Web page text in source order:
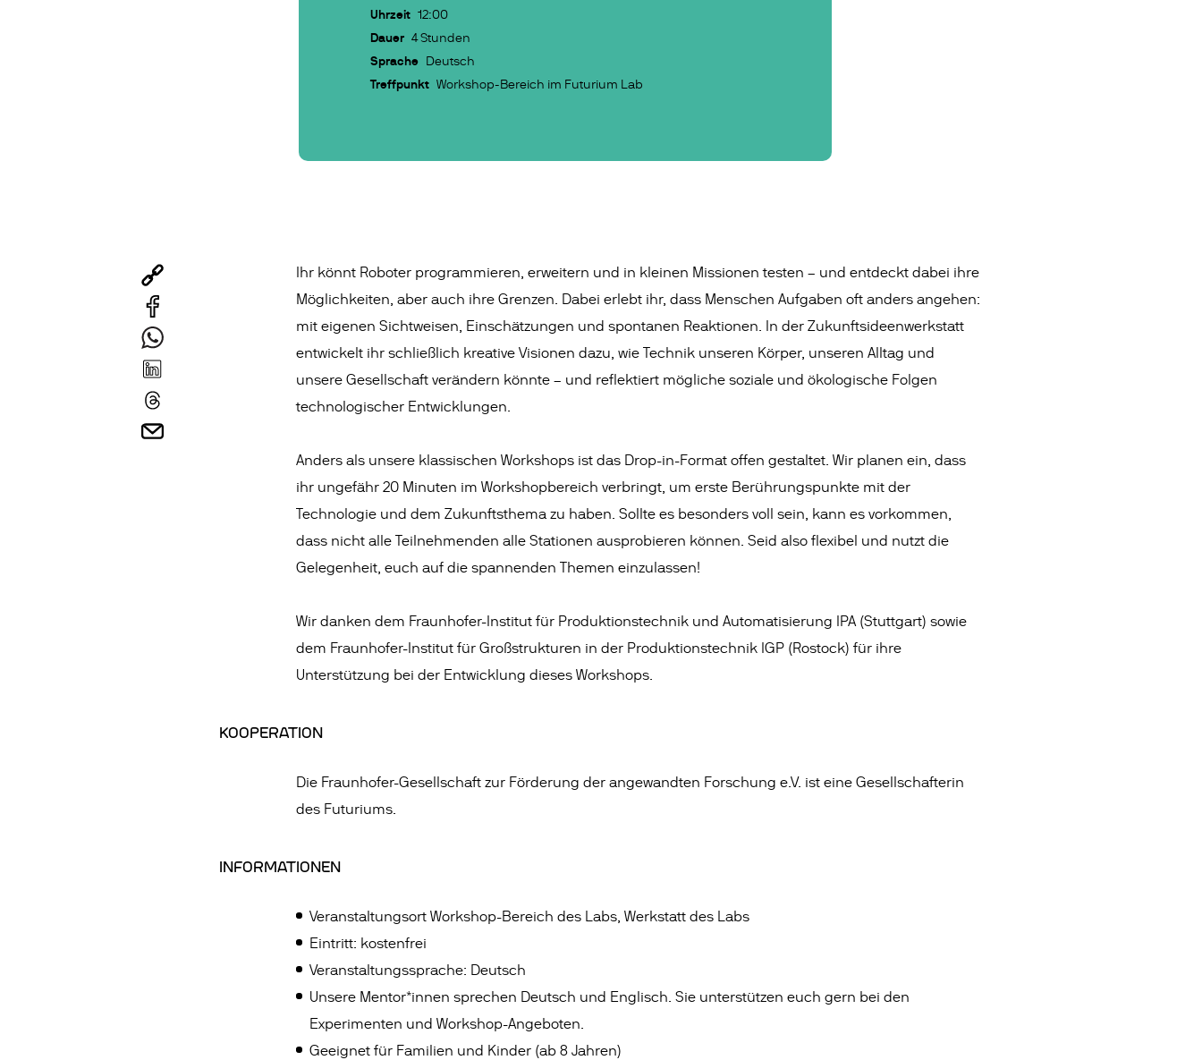
Uhrzeit 12:00
Dauer 4 Stunden
Sprache Deutsch
Treffpunkt Workshop-Bereich im Futurium Lab
Ihr könnt Roboter programmieren, erweitern und in kleinen Missionen testen – und entdeckt dabei ihre
Möglichkeiten, aber auch ihre Grenzen. Dabei erlebt ihr, dass Menschen Aufgaben oft anders angehen:
mit eigenen Sichtweisen, Einschätzungen und spontanen Reaktionen. In der Zukunftsideenwerkstatt
entwickelt ihr schließlich kreative Visionen dazu, wie Technik unseren Körper, unseren Alltag und
unsere Gesellschaft verändern könnte – und reflektiert mögliche soziale und ökologische Folgen
technologischer Entwicklungen.
Anders als unsere klassischen Workshops ist das Drop-in-Format offen gestaltet. Wir planen ein, dass
ihr ungefähr 20 Minuten im Workshopbereich verbringt, um erste Berührungspunkte mit der
Technologie und dem Zukunftsthema zu haben. Sollte es besonders voll sein, kann es vorkommen,
dass nicht alle Teilnehmenden alle Stationen ausprobieren können. Seid also flexibel und nutzt die
Gelegenheit, euch auf die spannenden Themen einzulassen!
Wir danken dem Fraunhofer-Institut für Produktionstechnik und Automatisierung IPA (Stuttgart) sowie
dem Fraunhofer-Institut für Großstrukturen in der Produktionstechnik IGP (Rostock) für ihre
Unterstützung bei der Entwicklung dieses Workshops.
KOOPERATION
Die Fraunhofer-Gesellschaft zur Förderung der angewandten Forschung e.V. ist eine Gesellschafterin
des Futuriums.
INFORMATIONEN
Veranstaltungsort Workshop-Bereich des Labs, Werkstatt des Labs
Eintritt: kostenfrei
Veranstaltungssprache: Deutsch
Unsere Mentor*innen sprechen Deutsch und Englisch. Sie unterstützen euch gern bei den
Experimenten und Workshop-Angeboten.
Geeignet für Familien und Kinder (ab 8 Jahren)